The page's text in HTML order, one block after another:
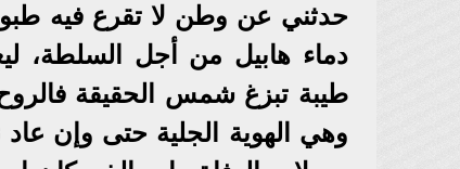
حدثني عن وطن لا تقرع فيه
دماء هابيل من أجل السلطة،
طيبة تبزغ شمس الحقيقة فالروح
وهي الهوية الجلية حتى وإن